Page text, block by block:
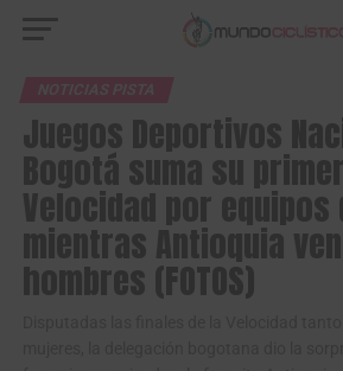
NOTICIAS PISTA
Juegos Deportivos
Bogotá suma su
Velocidad por equipos
mientras Antioquia
hombres (FOTOS)